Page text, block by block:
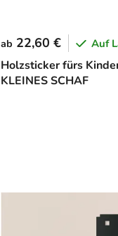
Holzsticker fürs
KLEINES SCHAF
ab 22,60 € Auf